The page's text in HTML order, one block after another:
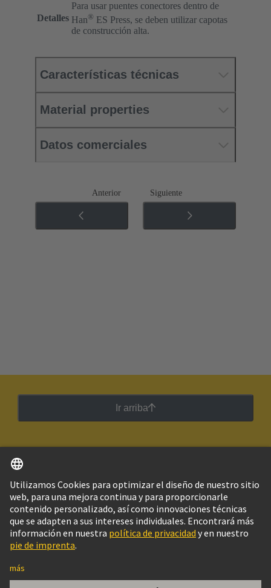
Detalles
Para usar puentes conectores dentro de
Han® ES Press, se deben utilizar capotas
de construcción alta.
Características técnicas
Material properties
Datos comerciales
Anterior Siguiente
Ir arriba
Argentina Español
© Grupo Tecnológico HARTING
Configuración de cookies